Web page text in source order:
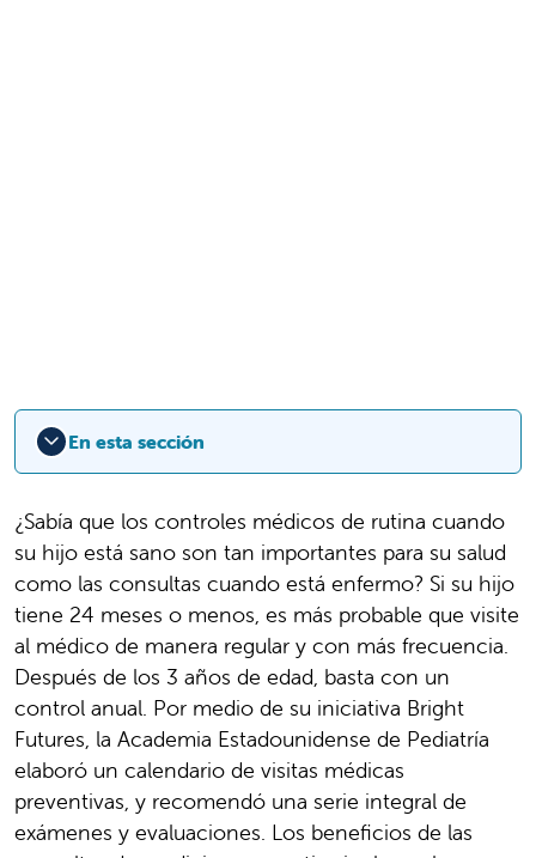
En esta sección
¿Sabía que los controles médicos de rutina cuando
su hijo está sano son tan importantes para su salud
como las consultas cuando está enfermo? Si su hijo
tiene 24 meses o menos, es más probable que visite
al médico de manera regular y con más frecuencia.
Después de los 3 años de edad, basta con un
control anual. Por medio de su iniciativa Bright
Futures, la Academia Estadounidense de Pediatría
elaboró un calendario de visitas médicas
preventivas, y recomendó una serie integral de
exámenes y evaluaciones. Los beneficios de las